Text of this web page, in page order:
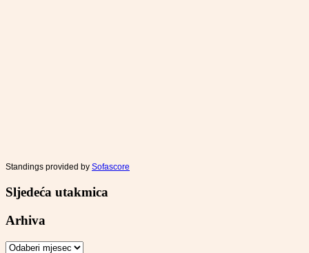
Standings provided by Sofascore
Sljedeća utakmica
Arhiva
Arhiva